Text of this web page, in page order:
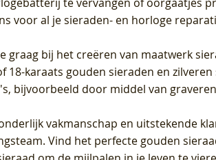
voor al je sieraden- en horloge
graag bij het creëren van maatwerk
karaats gouden sieraden en
bijvoorbeeld door middel van graveren
vakmanschap en uitstekende
Vind het perfecte gouden